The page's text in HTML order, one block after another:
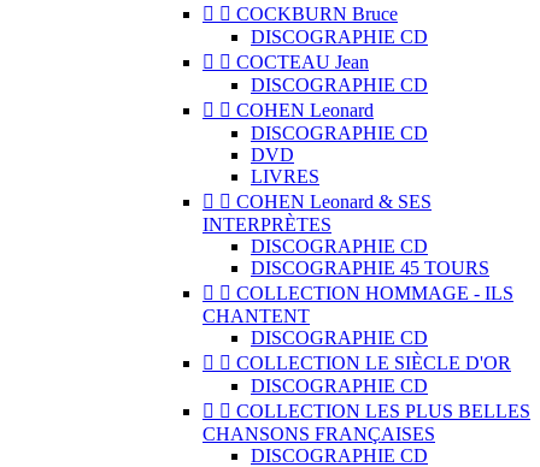
  COCKBURN Bruce
DISCOGRAPHIE CD
  COCTEAU Jean
DISCOGRAPHIE CD
  COHEN Leonard
DISCOGRAPHIE CD
DVD
LIVRES
  COHEN Leonard & SES
INTERPRÈTES
DISCOGRAPHIE CD
DISCOGRAPHIE 45 TOURS
  COLLECTION HOMMAGE - ILS
CHANTENT
DISCOGRAPHIE CD
  COLLECTION LE SIÈCLE D'OR
DISCOGRAPHIE CD
  COLLECTION LES PLUS BELLES
CHANSONS FRANÇAISES
DISCOGRAPHIE CD